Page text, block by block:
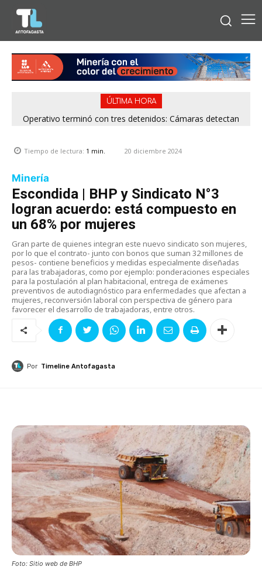
ÚLTIMA HORA
Operativo terminó con tres detenidos: Cámaras detectan
Tiempo de lectura: 1 min. 20 diciembre 2024
Minería
Escondida | BHP y Sindicato N°3
logran acuerdo: está compuesto en
un 68% por mujeres
Gran parte de quienes integran este nuevo sindicato son mujeres,
por lo que el contrato- junto con bonos que suman 32 millones de
pesos- contiene beneficios y medidas especialmente diseñadas
para las trabajadoras, como por ejemplo: ponderaciones especiales
para la postulación al plan habitacional, entrega de exámenes
preventivos de autodiagnóstico para enfermedades que afectan a
mujeres, reconversión laboral con perspectiva de género para
favorecer el desarrollo de trabajadoras, entre otros.
Por Timeline Antofagasta
Foto: Sitio web de BHP